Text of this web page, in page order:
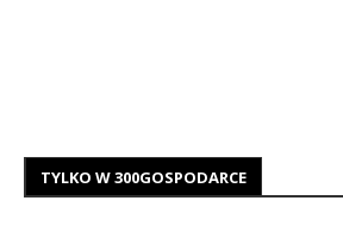
TYLKO W 300GOSPODARCE